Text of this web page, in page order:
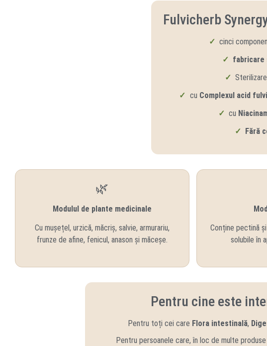
Fulvicherb
✓ cinci
✓ fabricare
✓
✓ cu Complexul acid
✓ cu
✓ Fără
🌿
Modulul de plante medicinale
Cu mușețel, urzică, măcriș, salvie, armurariu,
frunze de afine, fenicul, anason și măceșe.
Conține pectină
solubile în
Pentru cine este
Pentru toți cei care Flora intestinală,
Pentru persoanele care, în loc de multe